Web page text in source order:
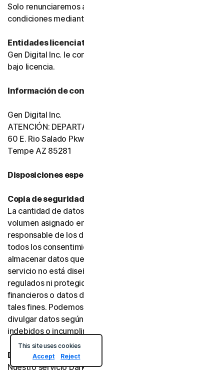
Solo renunciaremos a una disposición de estas
condiciones mediante un documento firmado.
Entidades licenciatarias
Gen Digital Inc. le concede el software y los servicios
bajo licencia.
Información de contacto de Gen Digital
Gen Digital Inc.
ATENCIÓN: DEPARTAMENTO LEGAL
60 E. Rio Salado Pkwy, Ste 1000
Tempe AZ 85281
Disposiciones específicas del producto:
Copia de seguridad en la nube o en línea
La cantidad de datos que puede almacenar se limita al
volumen asignado en su plan. Usted es el único
responsable de los datos que almacene y debe obtener
todos los consentimientos necesarios antes de
almacenar datos que pertenezcan a terceros. Este
servicio no está diseñado para almacenar datos
regulados ni protegidos, como datos de servicios
financieros o datos de salud, y no debe utilizarse con
tales fines. Podemos supervisar, revisar, conservar y
divulgar datos según lo exija la ley o para investigar usos
indebidos o incumplimientos.
Dark Web Monitoring
Nuestro servicio Dark Web Monitoring no está disponible
This site uses cookies
Accept
Reject